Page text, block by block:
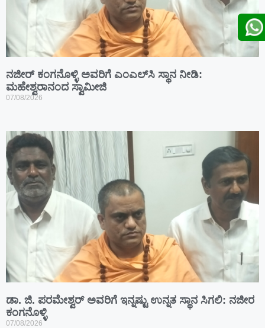
ನಜೀರ್ ಕಂಗನೊಳ್ಳಿ ಅವರಿಗೆ ಎಂಎಲ್‌ಸಿ ಸ್ಥಾನ ನೀಡಿ:
ಮಹೇಶ್ವರಾನಂದ ಸ್ವಾಮೀಜಿ
07/08/2026
ಡಾ. ಜಿ. ಪರಮೇಶ್ವರ್ ಅವರಿಗೆ ಇನ್ನಷ್ಟು ಉನ್ನತ ಸ್ಥಾನ ಸಿಗಲಿ: ನಜೀರ
ಕಂಗನೊಳ್ಳಿ
07/08/2026